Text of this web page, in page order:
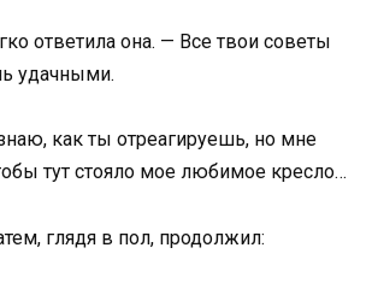
ответила она. — Все твои советы
удачными.
как ты отреагируешь, но мне
тут стояло мое любимое кресло…
глядя в пол, продолжил: